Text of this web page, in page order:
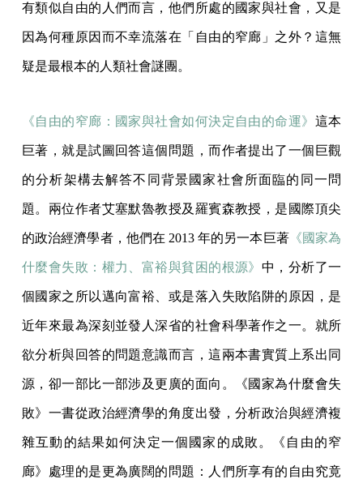
有類似自由的人們而言，他們所處的國家與社會，又是
因為何種原因而不幸流落在「自由的窄廊」之外？這無
疑是最根本的人類社會謎團。
《自由的窄廊：國家與社會如何決定自由的命運》 這本
巨著，就是試圖回答這個問題，而作者提出了一個巨觀
的分析架構去解答不同背景國家社會所面臨的同一問
題。兩位作者艾塞默魯教授及羅賓森教授，是國際頂尖
的政治經濟學者，他們在 2013 年的另一本巨著《國家為
什麼會失敗：權力、富裕與貧困的根源》 中，分析了一
個國家之所以邁向富裕、或是落入失敗陷阱的原因，是
近年來最為深刻並發人深省的社會科學著作之一。就所
欲分析與回答的問題意識而言，這兩本書實質上系出同
源，卻一部比一部涉及更廣的面向。《國家為什麼會失
敗》一書從政治經濟學的角度出發，分析政治與經濟複
雜互動的結果如何決定一個國家的成敗。《自由的窄
廊》處理的是更為廣闊的問題：人們所享有的自由究竟